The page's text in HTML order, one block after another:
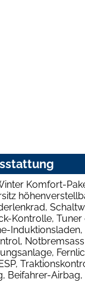
Komfort-
Kontrolle,
Beifahrer-